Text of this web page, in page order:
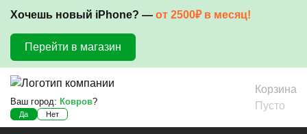
Хочешь новый iPhone? — от 2500₽ в месяц!
Перейти в магазин
Ваш город: Ковров?
Да Нет
Корзина
Пусто